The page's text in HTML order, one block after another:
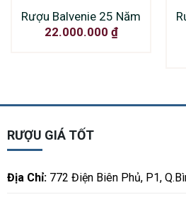
Rượu Balvenie 25 Năm
22.000.000 ₫
RƯỢU GIÁ TỐT
Địa Chỉ:772 Điện Biên Phủ, P1,